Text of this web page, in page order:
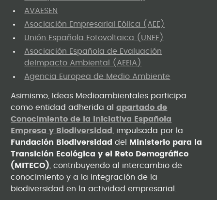
AVAESEN
Asociación Empresarial Eólica (AEE)
Unión Española Fotovoltaica (UNEF)
Asociación Española de Evaluación
deImpacto Ambiental (AEEIA)
Agencia Europea de Medio Ambiente
Asimismo, Ideas Medioambientales participa
como entidad adherida alapartado de
Conocimiento de la Iniciativa Española
Empresa y Biodiversidad
, impulsada por la
Fundación Biodiversidad del
Ministerio para la
Transición Ecológica y el Reto Demográfico
(MITECO) , contribuyendo al intercambio de
conocimiento y a la integración de la
biodiversidad en la actividad empresarial.